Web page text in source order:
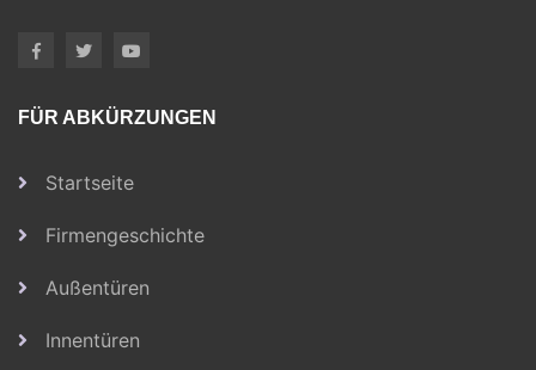
FÜR ABKÜRZUNGEN
Startseite
Firmengeschichte
Außentüren
Innentüren